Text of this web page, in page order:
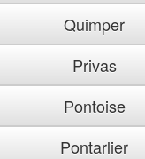
Quimper
Privas
Pontoise
Pontarlier